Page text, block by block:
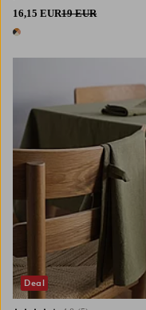
16,15 EUR19 EUR
1 väri
Deal